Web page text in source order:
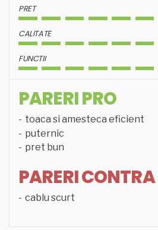
PRET
CALITATE
FUNCTII
PARERI PRO
toaca si amesteca eficient
puternic
pret bun
PARERI CONTRA
cablu scurt